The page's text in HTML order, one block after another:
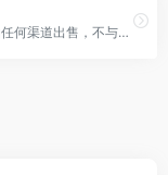
分流抢票（Bypass）本身免费，没有借由任何渠道出售，不与任何一方合作而获利。如果您擅自将分流抢票（Bypass）用于非法场合并且没有知悉作者，作者将不会承担任何因此导致的责任